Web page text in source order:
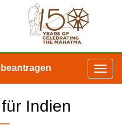
Indien